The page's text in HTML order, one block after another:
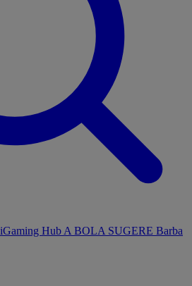
iGaming Hub A BOLA SUGERE Barba